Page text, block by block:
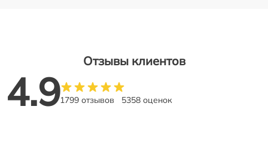
Отзывы клиентов
4.91799 отзывов 5358 оценок